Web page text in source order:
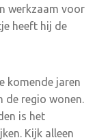
werkzaam voor
heeft hij de
komende jaren
de regio wonen.
is het
Kijk alleen